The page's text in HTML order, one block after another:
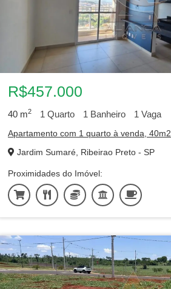
R$457.000
40 m2 1 Quarto 1 Banheiro 1 Vaga
Apartamento com 1 quarto à venda, 40m2
Jardim Sumaré, Ribeirao Preto - SP
Proximidades do Imóvel: